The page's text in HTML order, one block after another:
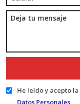
He leído y acepto la
Datos Personales